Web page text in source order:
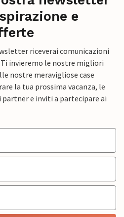
e
riceverai comunicazioni
Ti invieremo le nostre migliori
nostre meravigliose case
la tua prossima vacanza, le
e inviti a partecipare ai